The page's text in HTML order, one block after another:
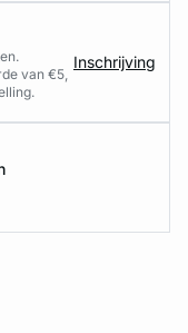
van €5,
Inschrijving